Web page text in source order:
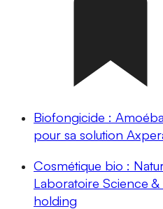
Biofongicide :
pour sa solution
Cosmétique bio :
Laboratoire Science
holding